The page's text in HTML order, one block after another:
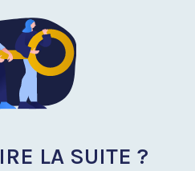
LA SUITE ?